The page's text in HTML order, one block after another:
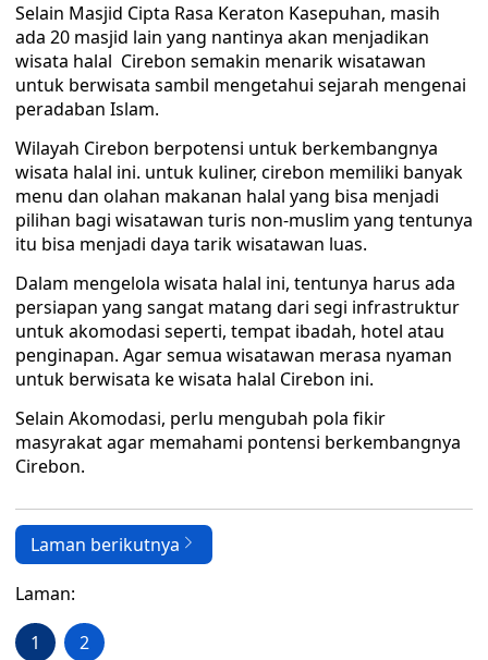
Selain Masjid Cipta Rasa Keraton Kasepuhan, masih
ada 20 masjid lain yang nantinya akan menjadikan
wisata halal Cirebon semakin menarik wisatawan
untuk berwisata sambil mengetahui sejarah mengenai
peradaban Islam.
Wilayah Cirebon berpotensi untuk berkembangnya
wisata halal ini. untuk kuliner, cirebon memiliki banyak
menu dan olahan makanan halal yang bisa menjadi
pilihan bagi wisatawan turis non-muslim yang tentunya
itu bisa menjadi daya tarik wisatawan luas.
Dalam mengelola wisata halal ini, tentunya harus ada
persiapan yang sangat matang dari segi infrastruktur
untuk akomodasi seperti, tempat ibadah, hotel atau
penginapan. Agar semua wisatawan merasa nyaman
untuk berwisata ke wisata halal Cirebon ini.
Selain Akomodasi, perlu mengubah pola fikir
masyrakat agar memahami pontensi berkembangnya
Cirebon.
Laman berikutnya
Laman:
1 2